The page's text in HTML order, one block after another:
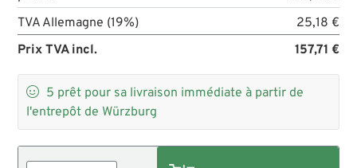
TVA Allemagne (19%)
25,18 €
Prix TVA incl.
157,71 €
 5 prêt pour sa livraison immédiate à partir de
l'entrepôt de Würzburg